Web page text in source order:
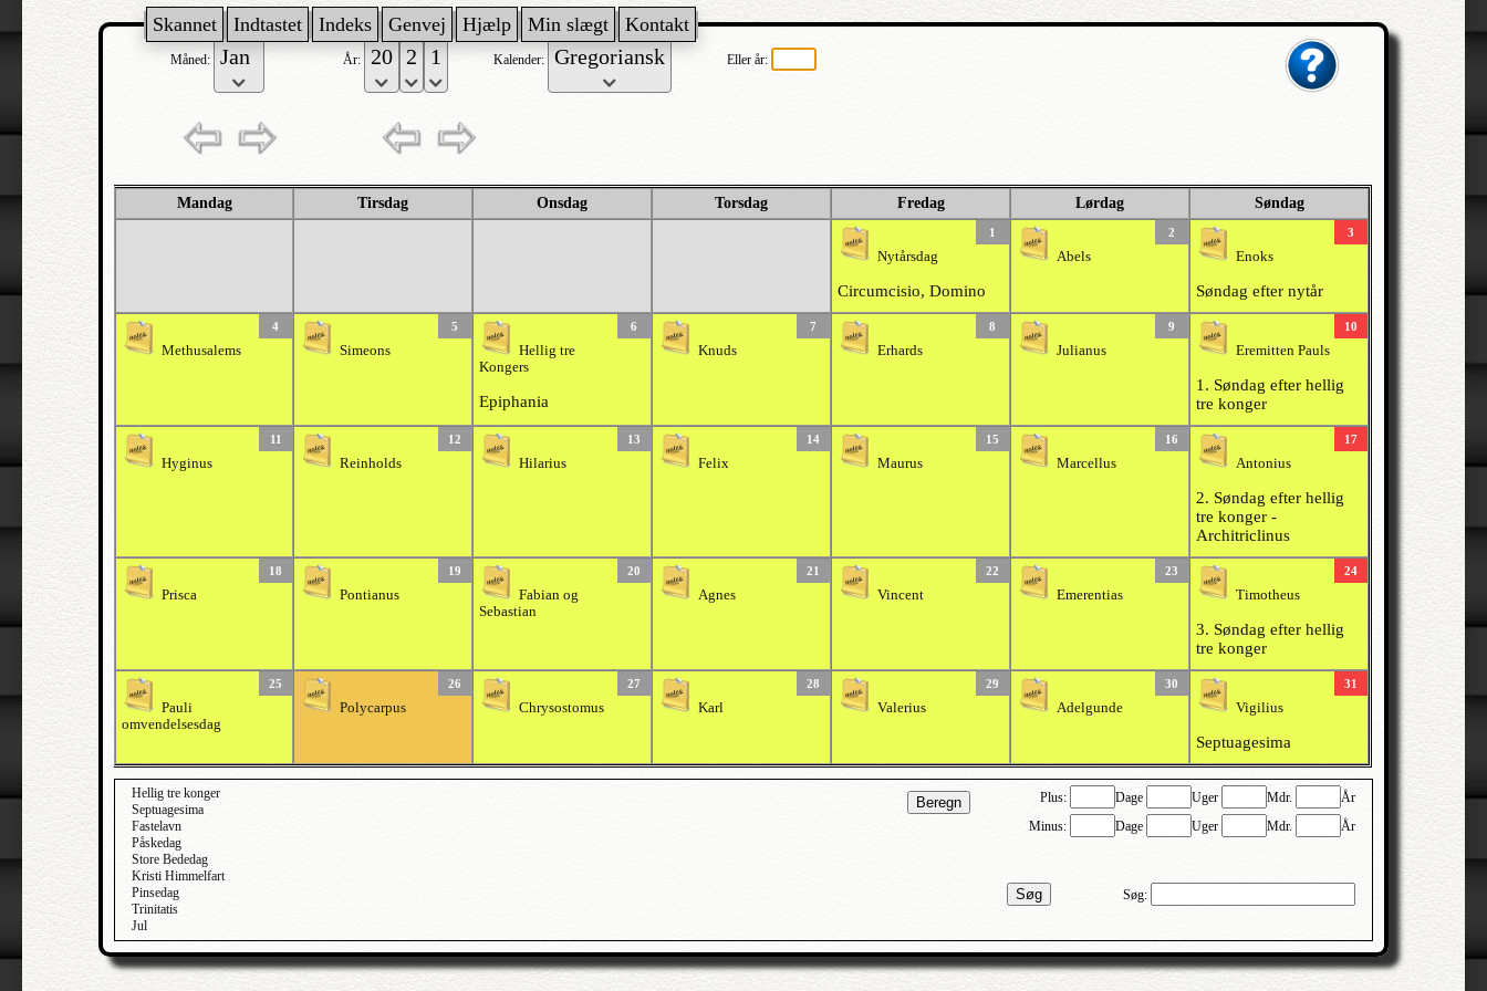
Skannet Indtastet Indeks Genvej Hjælp Min slægt Kontakt
Måned: År: Kalender: Eller år:
Mandag Tirsdag Onsdag Torsdag Fredag Lørdag Søndag
1
Nytårsdag
Circumcisio, Domino
2
Abels
3
Enoks
Søndag efter nytår
4
Methusalems
5
Simeons
6
Hellig tre
Kongers
Epiphania
7
Knuds
8
Erhards
9
Julianus
10
Eremitten Pauls
1. Søndag efter hellig
tre konger
11
Hyginus
12
Reinholds
13
Hilarius
14
Felix
15
Maurus
16
Marcellus
17
Antonius
2. Søndag efter hellig
tre konger -
Architriclinus
18
Prisca
19
Pontianus
20
Fabian og
Sebastian
21
Agnes
22
Vincent
23
Emerentias
24
Timotheus
3. Søndag efter hellig
tre konger
25
Pauli
omvendelsesdag
26
Polycarpus
27
Chrysostomus
28
Karl
29
Valerius
30
Adelgunde
31
Vigilius
Septuagesima
Beregn Plus: Dage Uger Mdr.
År
Minus:
Dage Uger Mdr. År
Søg Søg:
Hellig tre konger
Septuagesima
Fastelavn
Påskedag
Store Bededag
Kristi Himmelfart
Pinsedag
Trinitatis
Jul